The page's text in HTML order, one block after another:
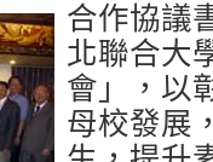
合作協議
北聯合大
會」，以
母校發展